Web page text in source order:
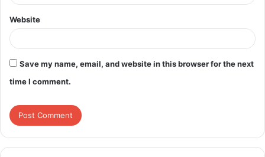
Website
Save my name, email, and website in this browser for the next
time I comment.